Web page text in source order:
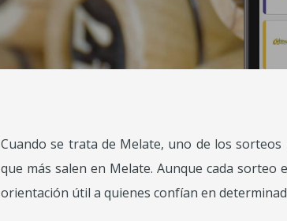
Cuando se trata de Melate, uno de los
que más salen en Melate. Aunque cada
orientación útil a quienes confían en